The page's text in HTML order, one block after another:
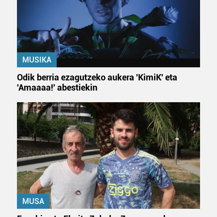
MUSIKA
Odik berria ezagutzeko aukera 'KimiK' eta
'Amaaaa!' abestiekin
MUSA